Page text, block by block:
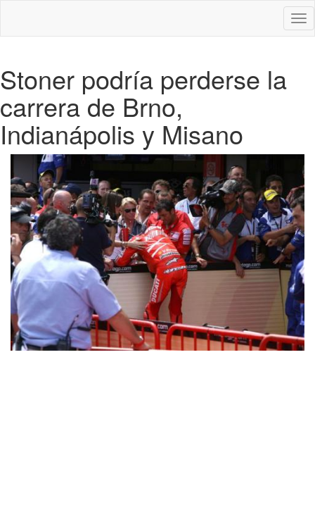
Stoner podría perderse la
carrera de Brno,
Indianápolis y Misano